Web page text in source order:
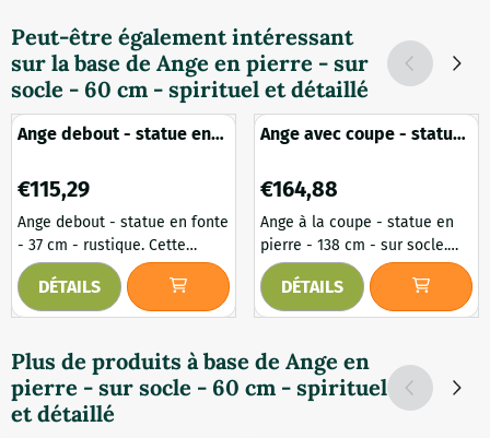
Peut-être également intéressant
sur la base de Ange en pierre - sur
socle - 60 cm - spirituel et détaillé
Ange debout - statue en
Prix: 115,29
€115,29
Ange debout - statue en fonte
- 37 cm - rustique. Cette
statue d'ange en fonte de 37
cm de haut peut être placée
aussi bien à l'intérieur qu'à
l'hiver et aux diverses
conditions météorologiques.
C'est une belle œuvre d'art
rustique qui développera
DÉTAILS
Ange avec coupe - statue
socle
Prix: 164,88
€164,88
Ange à la coupe - statue en
pierre - 138 cm - sur socle.
Cet ange majestueux sur un
socle élégant est une œuvre
d'art intemporelle pour votre
extérieur. Entièrement
réalisée en pierre, cette
statue rayonne de paix et de
DÉTAILS
Plus de produits à base de Ange en
pierre - sur socle - 60 cm - spirituel
et détaillé